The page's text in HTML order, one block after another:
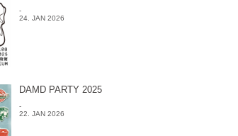
-
24. JAN 2026
DAMD PARTY 2025
-
22. JAN 2026